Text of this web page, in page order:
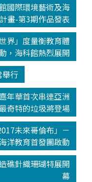
國際環境藝術及海
畫-第3期作品發表
界」度量衡教育體
，海科館熱烈展開
行
年華首次串連亞洲
奇特的垃圾將登場
未來哥倫布」－
洋教育首發團啟動
礁針織珊瑚特展開
幕